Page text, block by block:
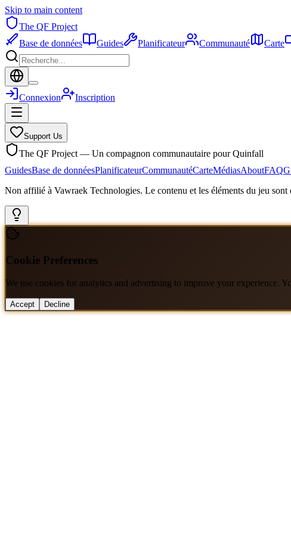
Skip to main content
The QF Project
Base de données
Guides Planificateur Communauté Carte
Connexion Inscription
Support Us
The QF Project — Un compagnon communautaire pour Quinfall
GuidesBase de donnéesPlanificateurCommunautéCarteMédiasAboutFAQ
Non affilié à Vawraek Technologies. Le contenu et les éléments du jeu sont
Cookie Preferences
We use cookies for analytics and advertising to improve your experience.
Accept Decline